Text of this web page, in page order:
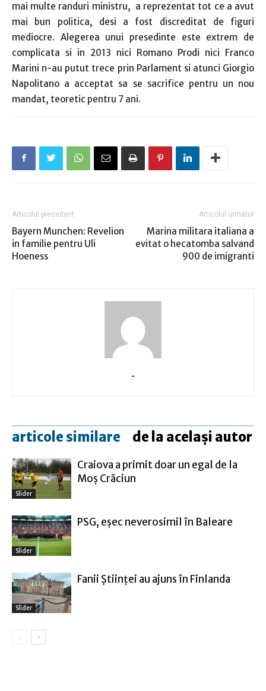
mai multe randuri ministru, a reprezentat tot ce a avut
mai bun politica, desi a fost discreditat de figuri
mediocre. Alegerea unui presedinte este extrem de
complicata si in 2013 nici Romano Prodi nici Franco
Marini n-au putut trece prin Parlament si atunci Giorgio
Napolitano a acceptat sa se sacrifice pentru un nou
mandat, teoretic pentru 7 ani.
Articolul precedent
Bayern Munchen: Revelion
in familie pentru Uli
Hoeness
Articolul următor
Marina militara italiana a
evitat o hecatomba salvand
900 de imigranti
-
articole similare de la același autor
Slider
Craiova a primit doar un egal de la
Moş Crăciun
Slider
PSG, eşec neverosimil în Baleare
Slider
Fanii Ştiinţei au ajuns în Finlanda